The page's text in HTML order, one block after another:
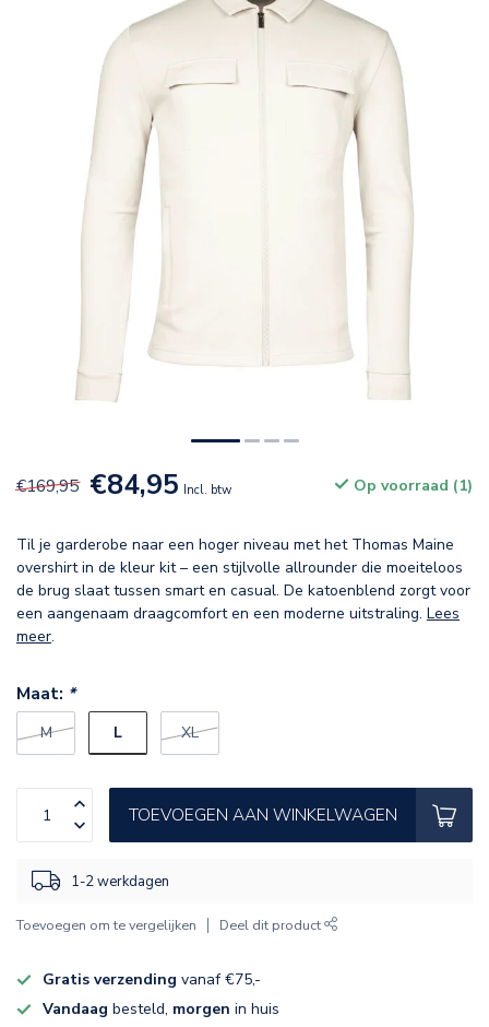
€169,95 €84,95 Incl. btw Op voorraad (1)
Til je garderobe naar een hoger niveau met het Thomas Maine
overshirt in de kleur kit – een stijlvolle allrounder die moeiteloos
de brug slaat tussen smart en casual. De katoenblend zorgt voor
een aangenaam draagcomfort en een moderne uitstraling. Lees
meer.
Maat: *
M L XL
TOEVOEGEN AAN WINKELWAGEN
1-2 werkdagen
Toevoegen om te vergelijken Deel dit product
Gratis verzending vanaf €75,-
Vandaag besteld, morgen in huis